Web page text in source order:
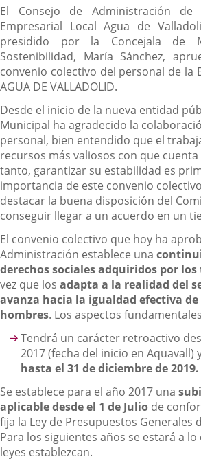
Descripción
El Consejo de Administración de
Empresarial Local Agua de
presidido por la Concejala de
Sostenibilidad, María Sánchez,
convenio colectivo del personal de la
AGUA DE VALLADOLID.
Desde el inicio de la nueva entidad
Municipal ha agradecido la
personal, bien entendido que el
recursos más valiosos con que
tanto, garantizar su estabilidad es
importancia de este convenio
destacar la buena disposición del
conseguir llegar a un acuerdo en un
El convenio colectivo que hoy ha
Administración establece una
derechos sociales adquiridos por
vez que los adapta a la realidad del
avanza hacia la igualdad efectiva
hombres. Los aspectos
Tendrá un carácter retroactivo
2017 (fecha del inicio en Aquavall)
hasta el 31 de diciembre de 2019.
Se establece para el año 2017 una
aplicable desde el 1 de Julio de
fija la Ley de Presupuestos Generales
Para los siguientes años se estará a lo
leyes establezcan.